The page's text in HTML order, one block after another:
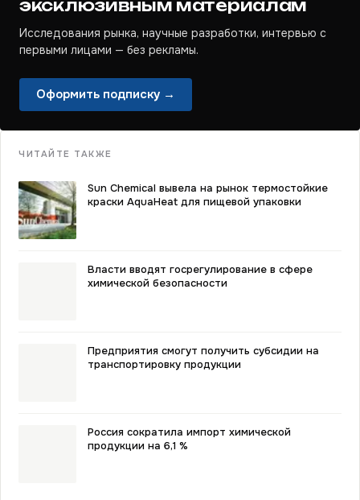
эксклюзивным материалам
Исследования рынка, научные разработки, интервью с
первыми лицами — без рекламы.
Оформить подписку →
ЧИТАЙТЕ ТАКЖЕ
Sun Chemical вывела на рынок термостойкие
краски AquaHeat для пищевой упаковки
Власти вводят госрегулирование в сфере
химической безопасности
Предприятия смогут получить субсидии на
транспортировку продукции
Россия сократила импорт химической
продукции на 6,1 %